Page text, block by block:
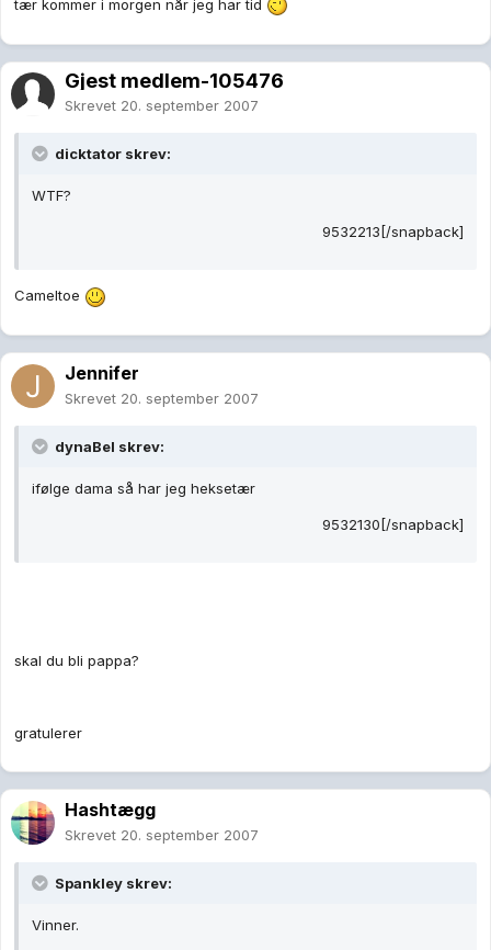
tær kommer i morgen når jeg har tid
Gjest medlem-105476
Skrevet 20. september 2007
dicktator skrev:
WTF?
9532213[/snapback]
Cameltoe
Jennifer
Skrevet 20. september 2007
dynaBel skrev:
ifølge dama så har jeg heksetær
9532130[/snapback]
skal du bli pappa?
gratulerer
Hashtægg
Skrevet 20. september 2007
Spankley skrev:
Vinner.